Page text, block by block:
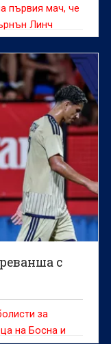
първия мач, че
Линч
с
за
на Босна и